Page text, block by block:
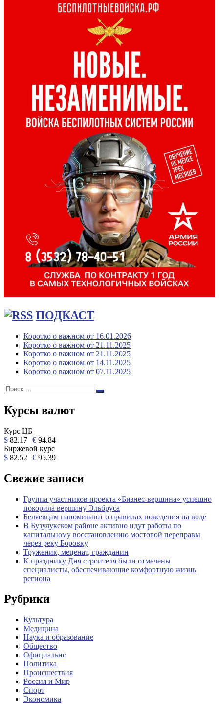
ПОДКАСТ
Коротко о важном от 16.01.2026
Коротко о важном от 21.11.2025
Коротко о важном от 21.11.2025
Коротко о важном от 14.11.2025
Коротко о важном от 07.11.2025
Поиск:
Поиск
Курсы валют
Курс ЦБ
$ 82.17 € 94.84
Биржевой курс
$ 82.52 € 95.39
Свежие записи
Группа участников проекта «Бизнес‑вершина» успешно
покорила вершину Эльбруса
Беляевцам напоминают о правилах поведения на воде
В Бузулукском районе активно идут работы по
капитальному восстановлению мостовой переправы
через реку Боровку
Труженик, меценат, гражданин
К празднику Дня строителя были отмечены
специалисты, обеспечивающие комфортную жизнь
региона
Рубрики
Культура
Медицина
Наука и образование
Общество
Официально
Политика
Происшествия
Россия и Мир
Спорт
Экономика